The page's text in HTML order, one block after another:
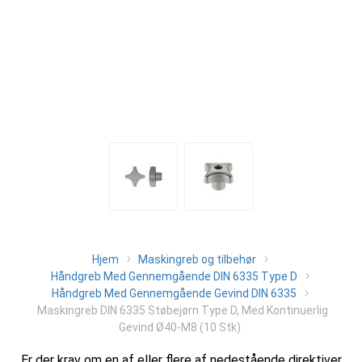
Hjem
Maskingreb og tilbehør
Håndgreb Med Gennemgående DIN 6335 Type D
Håndgreb Med Gennemgående Gevind DIN 6335
Maskingreb DIN 6335 Støbejørn Type D, Med Kontinuerlig
Gevind Ø40-M8 (10 Stk)